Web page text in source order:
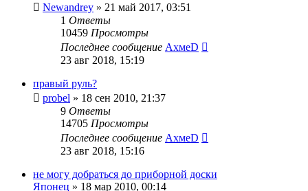
Newandrey » 21 май 2017, 03:51
1 Ответы
10459 Просмотры
Последнее сообщение АхмеD
23 авг 2018, 15:19
правый руль?
probel » 18 сен 2010, 21:37
9 Ответы
14705 Просмотры
Последнее сообщение АхмеD
23 авг 2018, 15:16
не могу добраться до приборной доски
Японец » 18 мар 2010, 00:14